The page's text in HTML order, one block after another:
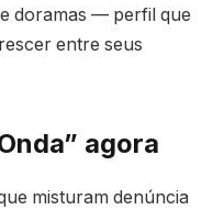
doramas — perfil que
entre seus
agora
misturam denúncia